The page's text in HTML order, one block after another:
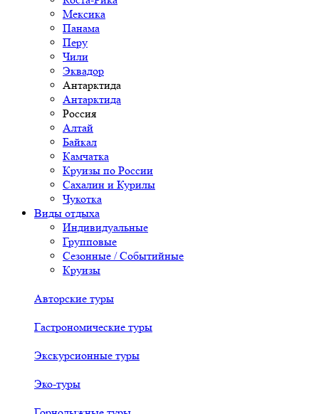
Мексика
Панама
Перу
Чили
Эквадор
Антарктида
Антарктида
Россия
Алтай
Байкал
Камчатка
Круизы по России
Сахалин и Курилы
Чукотка
Виды отдыха
Индивидуальные
Групповые
Сезонные / Событийные
Круизы
Авторские туры
Гастрономические туры
Экскурсионные туры
Эко-туры